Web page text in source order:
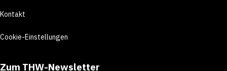
Kontakt
Cookie-Einstellungen
Zum THW-Newsletter